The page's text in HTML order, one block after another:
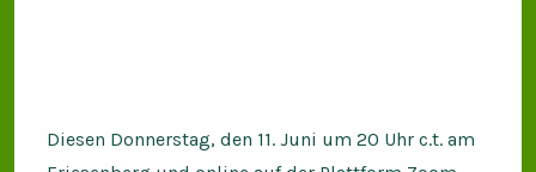
Diesen Donnerstag, den 11. Juni um 20 Uhr c.t. am